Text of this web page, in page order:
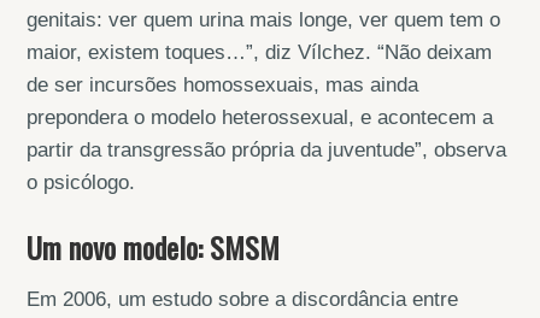
genitais: ver quem urina mais longe, ver quem tem o
maior, existem toques…”, diz Vílchez. “Não deixam
de ser incursões homossexuais, mas ainda
prepondera o modelo heterossexual, e acontecem a
partir da transgressão própria da juventude”, observa
o psicólogo.
Um novo modelo: SMSM
Em 2006, um estudo sobre a discordância entre